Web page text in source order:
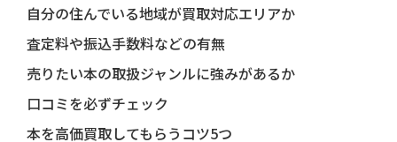
自分の住んでいる地域が買取対応エリアか
査定料や振込手数料などの有無
売りたい本の取扱ジャンルに強みがあるか
口コミを必ずチェック
本を高価買取してもらうコツ5つ